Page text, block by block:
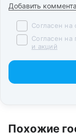
Добавить
Согласен на
Согласен на
и акций
Похожие